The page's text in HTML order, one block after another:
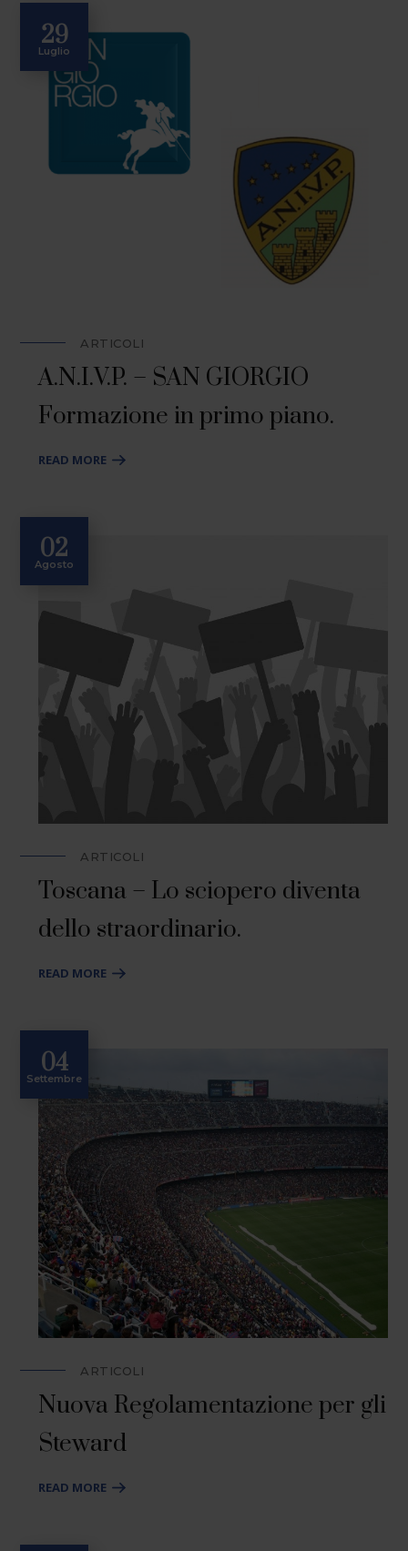
29
Luglio
ARTICOLI
A.N.I.V.P. – SAN GIORGIO
Formazione in primo piano.
READ MORE
02
Agosto
ARTICOLI
Toscana – Lo sciopero diventa
dello straordinario.
READ MORE
04
Settembre
ARTICOLI
Nuova Regolamentazione per gli
Steward
READ MORE